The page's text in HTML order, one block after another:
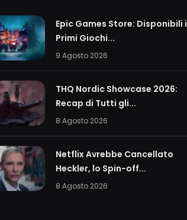
Epic Games Store: Disponibili i
Primi Giochi...
9 Agosto 2026
THQ Nordic Showcase 2026:
Recap di Tutti gli...
8 Agosto 2026
Netflix Avrebbe Cancellato
Heckler, lo Spin-off...
8 Agosto 2026